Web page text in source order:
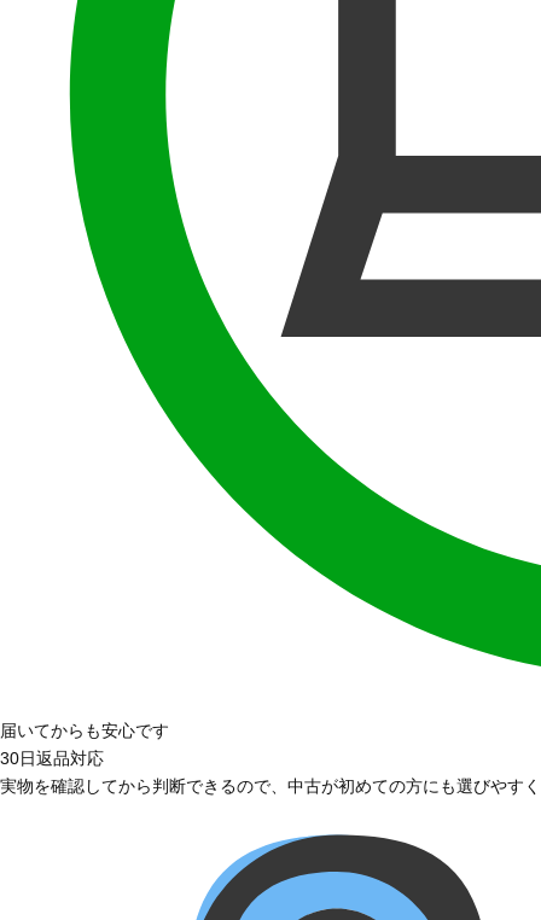
届いてからも安心です
30日返品対応
実物を確認してから判断できるので、中古が初めての方にも選びやす